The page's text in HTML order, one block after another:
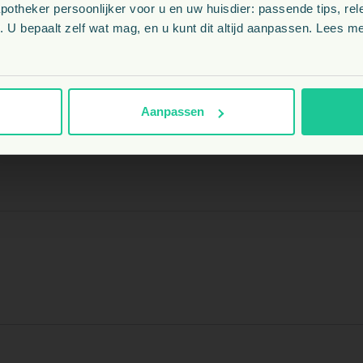
persoonlijker voor u en uw huisdier: passende tips,
U bepaalt zelf wat mag, en u kunt dit altijd aanpassen. Lees
Aanpassen
en stimuleert jachtinstinct, nieuwsgierigheid en actieve
BE